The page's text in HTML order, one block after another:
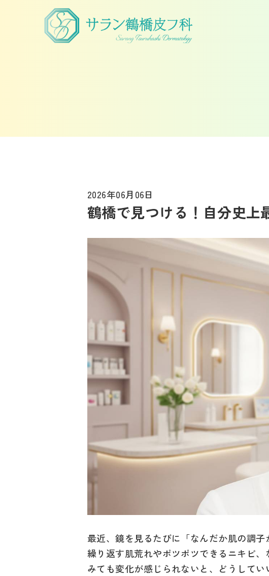
2026年06月06日
鶴橋で見つける！自分史上
最近、鏡を見るたびに「なんだか肌の調
繰り返す肌荒れやポツポツできるニキビ
みても変化が感じられないと、どうしてい